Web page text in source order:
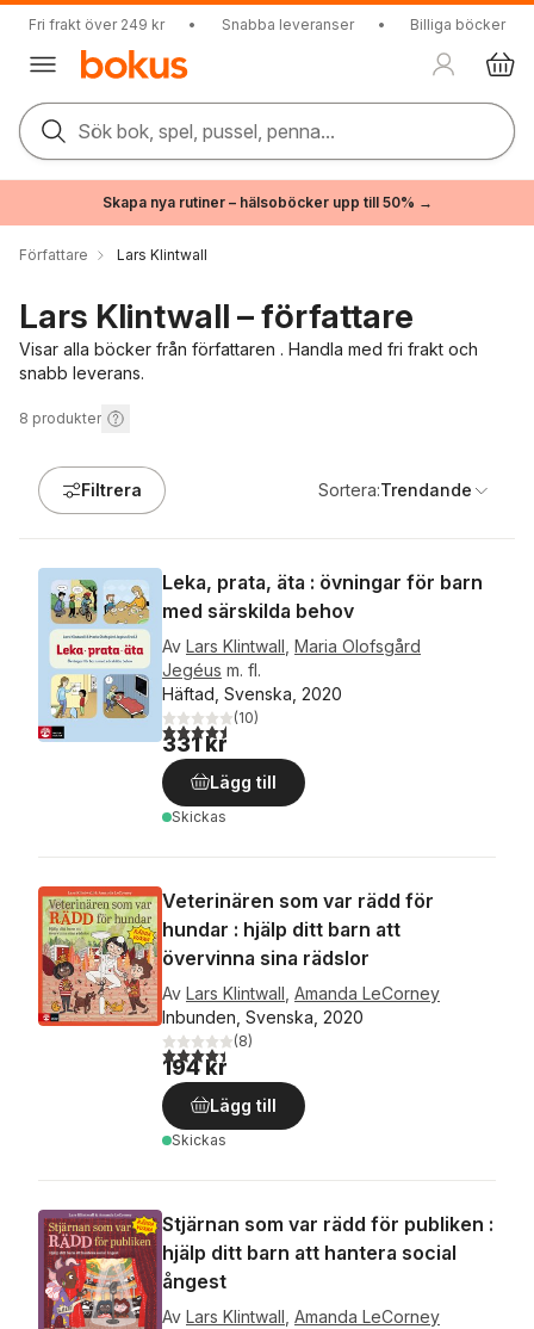
Fri frakt över 249 kr • Snabba leveranser • Billiga böcker
Sök bok, spel, pussel, penna...
Skapa nya rutiner – hälsoböcker upp till 50% →
Författare Lars Klintwall
Lars Klintwall – författare
Visar alla böcker från författaren . Handla med fri frakt och
snabb leverans.
8 produkter
Filtrera Sortera:Trendande
Leka, prata, äta : övningar för barn
med särskilda behov
Av Lars Klintwall Maria Olofsgård
Jegéus m. fl.
Häftad, Svenska, 2020
4,5utav 5 stjärnor. Totalt antal röster:
(10)
331 kr
Lägg till
Skickas
Veterinären som var rädd för
hundar : hjälp ditt barn att
övervinna sina rädslor
Av Lars Klintwall Amanda LeCorney
Inbunden, Svenska, 2020
4,4utav 5 stjärnor. Totalt antal röster:
(8)
194 kr
Lägg till
Skickas
Stjärnan som var rädd för publiken :
hjälp ditt barn att hantera social
ångest
Av Lars Klintwall Amanda LeCorney